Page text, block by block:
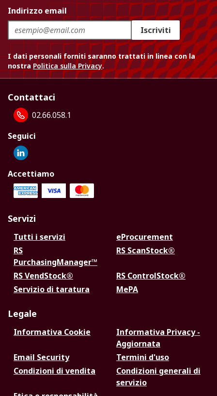
Indirizzo email
Iscriviti
I dati personali forniti saranno trattati in linea con la
nostra Politica sulla Privacy.
Contattaci
02.66.058.1
Seguici
Accettiamo
Servizi
Tutti i servizi
eProcurement
RS
PurchasingManager™
RS ScanStock®
RS VendStock®
RS ControlStock®
Servizio di taratura
MePA
Legale
Informativa Cookie
Informativa Privacy -
Aggiornata
Email Security
Termini d'uso
Condizioni di vendita
Condizioni generali di
servizio